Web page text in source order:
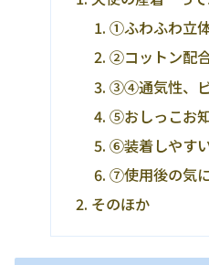
①ふわふわ立
②コットン配
③④通気性、
⑤おしっこお
⑥装着しやす
⑦使用後の気
そのほか